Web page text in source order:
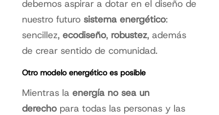
debemos aspirar a dotar en el diseño de
nuestro futuro sistema energético:
sencillez, ecodiseño, robustez, además
de crear sentido de comunidad.
Otro modelo energético es posible
Mientras la energía no sea un
derechopara todas las personas y las